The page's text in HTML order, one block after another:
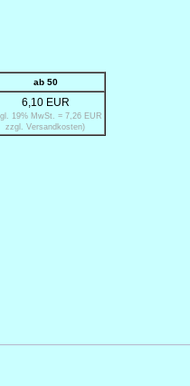
ab 50
6,10 EUR
19% MwSt. = 7,26 EUR
zzgl. Versandkosten)